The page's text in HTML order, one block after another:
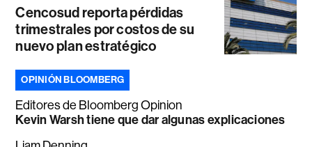
Cencosud reporta pérdidas
trimestrales por costos de su
nuevo plan estratégico
OPINIÓN BLOOMBERG
Editores de Bloomberg Opinion
Kevin Warsh tiene que dar algunas explicaciones